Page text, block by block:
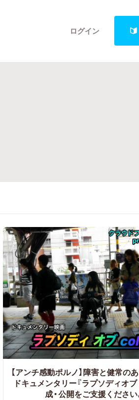
ログイン
【アンチ感動ポルノ】障害と健常の
ドキュメンタリー『ラプソディオ
成・公開をご支援ください